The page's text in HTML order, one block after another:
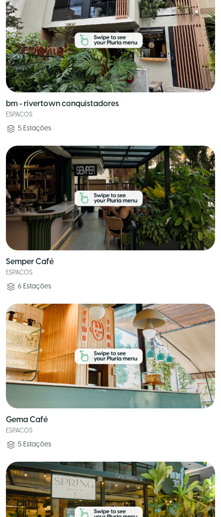
bm - rivertown conquistadores
ESPACOS
5 Estações
Semper Café
ESPACOS
6 Estações
Gema Café
ESPACOS
5 Estações